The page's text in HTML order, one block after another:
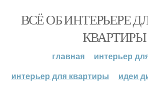
ВСЁ ОБ ИНТЕРЬЕРЕ
КВАРТИРЫ
главная
интерьер
интерьер для квартиры
идеи